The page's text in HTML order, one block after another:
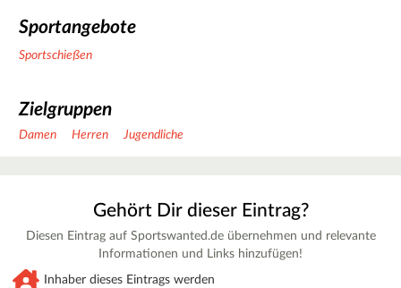
Sportangebote
Sportschießen
Zielgruppen
Damen Herren Jugendliche
Gehört Dir dieser Eintrag?
Diesen Eintrag auf Sportswanted.de übernehmen und relevante
Informationen und Links hinzufügen!
Inhaber dieses Eintrags werden